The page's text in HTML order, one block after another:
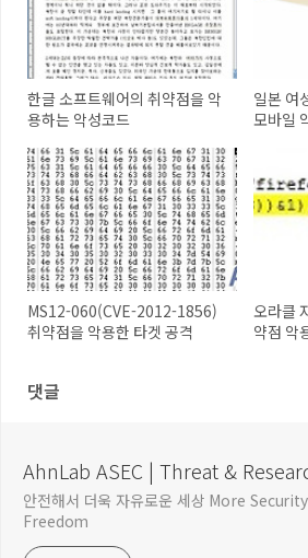
한글 소프트웨어의 취약점을 악
용하는 악성코드
일본 여
모바일
MS12-060(CVE-2012-1856)
취약점을 악용한 타겟 공격
오라클
약점 악
댓글
AhnLab ASEC | Threat &
안전해서 더욱 자유로운 세상 More
Freedom